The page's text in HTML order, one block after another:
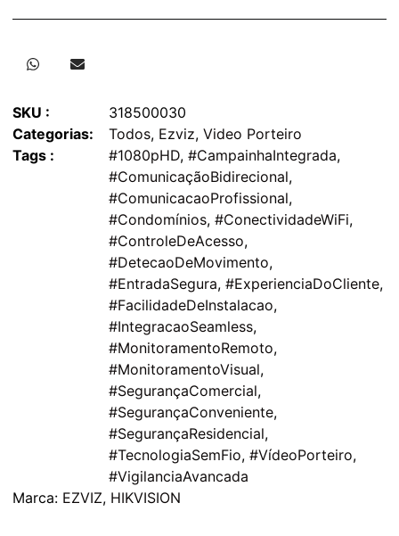
SKU :
318500030
Categorias:
Todos, Ezviz, Video Porteiro
Tags :
#1080pHD, #CampainhaIntegrada,
#ComunicaçãoBidirecional,
#ComunicacaoProfissional,
#Condomínios, #ConectividadeWiFi,
#ControleDeAcesso,
#DetecaoDeMovimento,
#EntradaSegura, #ExperienciaDoCliente,
#FacilidadeDeInstalacao,
#IntegracaoSeamless,
#MonitoramentoRemoto,
#MonitoramentoVisual,
#SegurançaComercial,
#SegurançaConveniente,
#SegurançaResidencial,
#TecnologiaSemFio, #VídeoPorteiro,
#VigilanciaAvancada
Marca: EZVIZ, HIKVISION